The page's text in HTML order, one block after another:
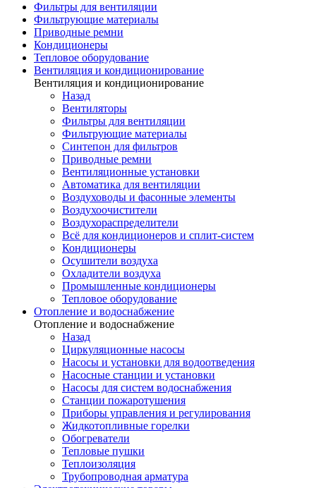
Фильтры для вентиляции
Фильтрующие материалы
Приводные ремни
Кондиционеры
Тепловое оборудование
Вентиляция и кондиционирование
Вентиляция и кондиционирование
Назад
Вентиляторы
Фильтры для вентиляции
Фильтрующие материалы
Синтепон для фильтров
Приводные ремни
Вентиляционные установки
Автоматика для вентиляции
Воздуховоды и фасонные элементы
Воздухоочистители
Воздухораспределители
Всё для кондиционеров и сплит-систем
Кондиционеры
Осушители воздуха
Охладители воздуха
Промышленные кондиционеры
Тепловое оборудование
Отопление и водоснабжение
Отопление и водоснабжение
Назад
Циркуляционные насосы
Насосы и установки для водоотведения
Насосные станции и установки
Насосы для систем водоснабжения
Станции пожаротушения
Приборы управления и регулирования
Жидкотопливные горелки
Обогреватели
Тепловые пушки
Теплоизоляция
Трубопроводная арматура